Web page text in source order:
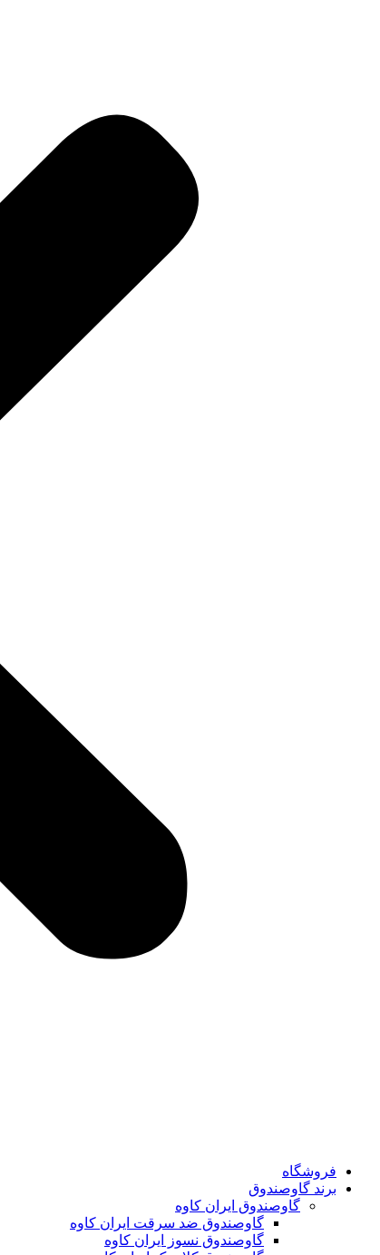
فروشگاه
برند گاوصندوق
گاوصندوق ایران کاوه
گاوصندوق ضد سرقت ایران کاوه
گاوصندوق نسوز ایران کاوه